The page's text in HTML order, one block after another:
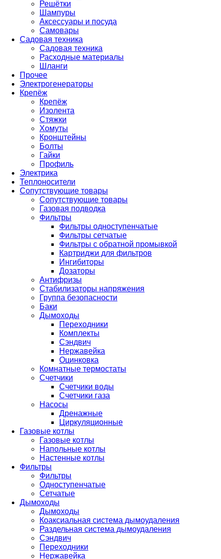
Решётки
Шампуры
Аксессуары и посуда
Самовары
Садовая техника
Садовая техника
Расходные материалы
Шланги
Прочее
Электрогенераторы
Крепёж
Крепёж
Изолента
Стяжки
Хомуты
Кронштейны
Болты
Гайки
Профиль
Электрика
Теплоносители
Сопутствующие товары
Сопутствующие товары
Газовая подводка
Фильтры
Фильтры одноступенчатые
Фильтры сетчатые
Фильтры с обратной промывкой
Картриджи для фильтров
Ингибиторы
Дозаторы
Антифризы
Стабилизаторы напряжения
Группа безопасности
Баки
Дымоходы
Переходники
Комплекты
Сэндвич
Нержавейка
Оцинковка
Комнатные термостаты
Счетчики
Счетчики воды
Счетчики газа
Насосы
Дренажные
Циркуляционные
Газовые котлы
Газовые котлы
Напольные котлы
Настенные котлы
Фильтры
Фильтры
Одноступенчатые
Сетчатые
Дымоходы
Дымоходы
Коаксиальная система дымоудаления
Раздельная система дымоудаления
Сэндвич
Переходники
Нержавейка